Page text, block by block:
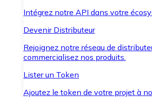
Intégrez notre API dans votre
Devenir Distributeur
Rejoignez notre réseau de
commercialisez nos produits.
Lister un Token
Ajoutez le token de votre projet à